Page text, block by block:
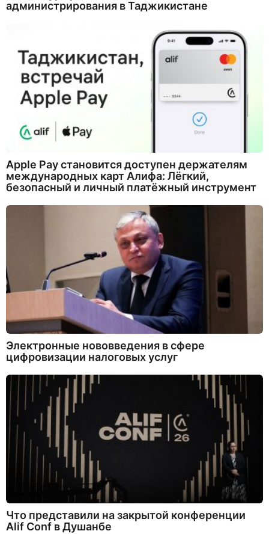
администрирования в Таджикистане
Apple Pay становится доступен держателям
международных карт Алифа: Лёгкий,
безопасный и личный платёжный инструмент
Электронные нововведения в сфере
цифровизации налоговых услуг
Что представили на закрытой конференции
Alif Conf в Душанбе